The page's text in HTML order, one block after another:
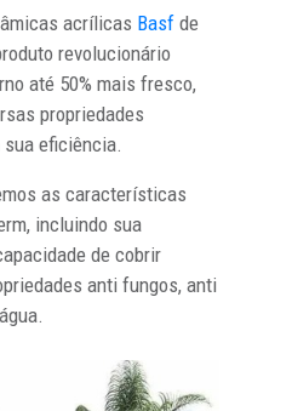
acrílicas Basf de
revolucionário
até 50% mais fresco,
propriedades
eficiência.
as características
incluindo sua
de cobrir
anti fungos, anti